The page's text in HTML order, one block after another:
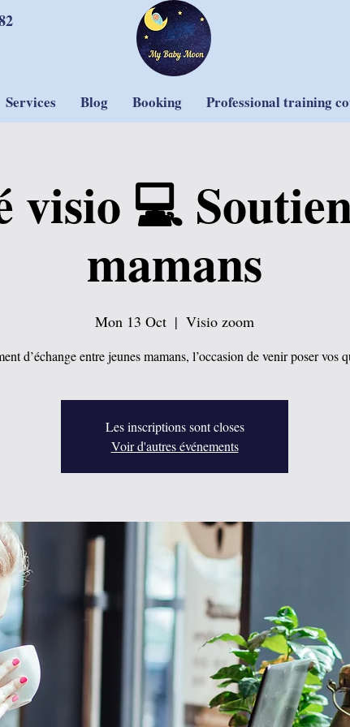
Services Blog Booking Professional training
visio 💻
mamans
Mon 13 Oct
  |
Visio zoom
d’échange entre jeunes mamans, l’occasion de venir poser vos
Les inscriptions sont closes
Voir d'autres événements